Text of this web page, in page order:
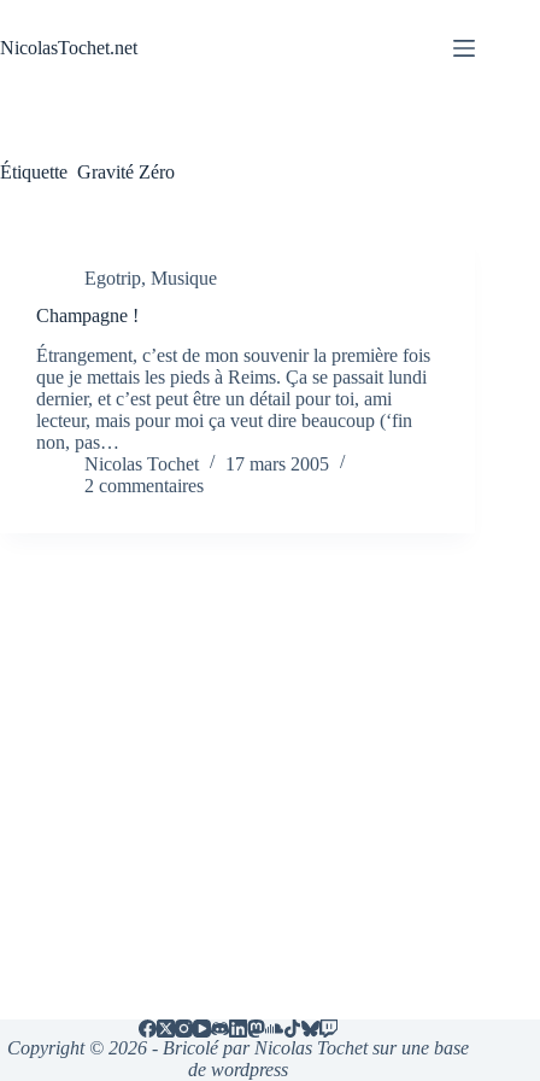
contenu
NicolasTochet.net
Étiquette Gravité Zéro
Egotrip, Musique
Champagne !
Étrangement, c’est de mon souvenir la première fois
que je mettais les pieds à Reims. Ça se passait lundi
dernier, et c’est peut être un détail pour toi, ami
lecteur, mais pour moi ça veut dire beaucoup (‘fin
non, pas…
Nicolas Tochet
17 mars 2005
2 commentaires
Copyright © 2026 - Bricolé par Nicolas Tochet sur une base
de wordpress